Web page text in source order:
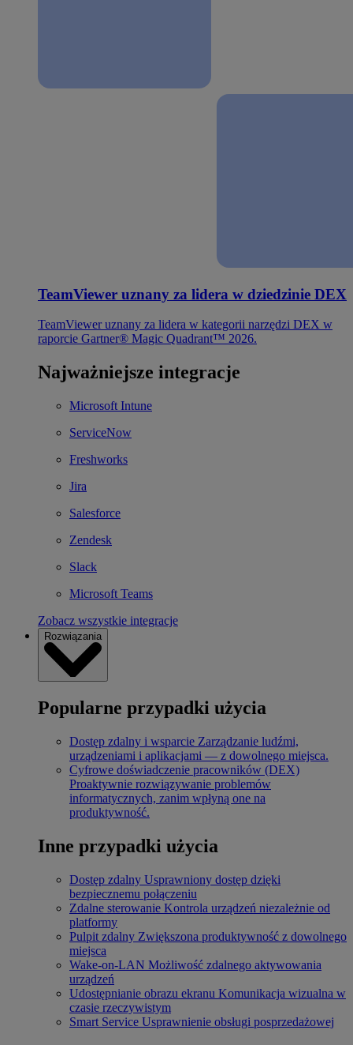
TeamViewer uznany za lidera w dziedzinie DEX
TeamViewer uznany za lidera w kategorii narzędzi DEX w
raporcie Gartner® Magic Quadrant™ 2026.
Najważniejsze integracje
Microsoft Intune
ServiceNow
Freshworks
Jira
Salesforce
Zendesk
Slack
Microsoft Teams
Zobacz wszystkie integracje
Rozwiązania
Popularne przypadki użycia
Dostęp zdalny i wsparcie Zarządzanie ludźmi,
urządzeniami i aplikacjami — z dowolnego miejsca.
Cyfrowe doświadczenie pracowników (DEX)
Proaktywnie rozwiązywanie problemów
informatycznych, zanim wpłyną one na
produktywność.
Inne przypadki użycia
Dostęp zdalny Usprawniony dostęp dzięki
bezpiecznemu połączeniu
Zdalne sterowanie Kontrola urządzeń niezależnie od
platformy
Pulpit zdalny Zwiększona produktywność z dowolnego
miejsca
Wake-on-LAN Możliwość zdalnego aktywowania
urządzeń
Udostępnianie obrazu ekranu Komunikacja wizualna w
czasie rzeczywistym
Smart Service Usprawnienie obsługi posprzedażowej